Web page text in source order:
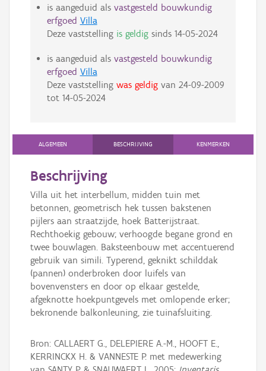
is aangeduid als vastgesteld bouwkundig
erfgoed Villa
Deze vaststelling is geldigsinds 14-05-2024
is aangeduid als vastgesteld bouwkundig
erfgoed Villa
Deze vaststelling was geldigvan 24-09-2009
tot 14-05-2024
ALGEMEEN BESCHRIJVING KENMERKEN
Beschrijving
Villa uit het interbellum, midden tuin met
betonnen, geometrisch hek tussen bakstenen
pijlers aan straatzijde, hoek Batterijstraat.
Rechthoekig gebouw; verhoogde begane grond en
twee bouwlagen. Baksteenbouw met accentuerend
gebruik van simili. Typerend, geknikt schilddak
(pannen) onderbroken door luifels van
bovenvensters en door op elkaar gestelde,
afgeknotte hoekpuntgevels met omlopende erker;
bekronende balkonleuning, zie tuinafsluiting.
Bron: CALLAERT G., DELEPIERE A.-M., HOOFT E.,
KERRINCKX H. & VANNESTE P. met medewerking